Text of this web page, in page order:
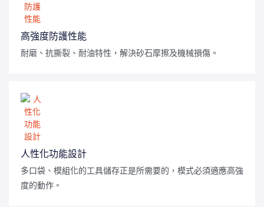
高強度防護性能
耐磨、抗撕裂、耐油特性，解決砂石摩擦及機械損傷。
人性化功能設計
多口袋、模組化的工具儲存正是所需要的，模式必須適應高強
度的動作。